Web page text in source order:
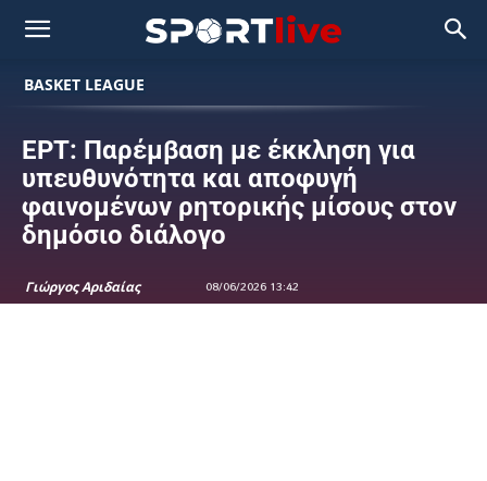
BASKET LEAGUE
ΕΡΤ: Παρέμβαση με έκκληση για
υπευθυνότητα και αποφυγή
φαινομένων ρητορικής μίσους στον
δημόσιο διάλογο
Γιώργος Αριδαίας 08/06/2026 13:42